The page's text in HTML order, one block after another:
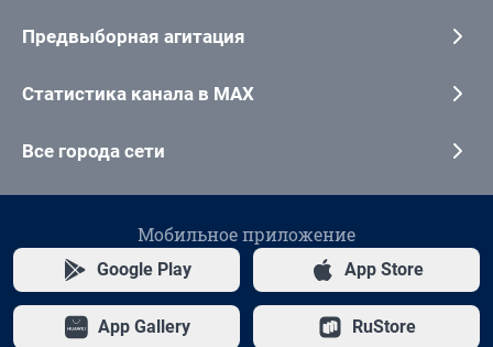
Предвыборная агитация
Статистика канала в MAX
Все города сети
Мобильное приложение
Google Play App Store
App Gallery RuStore